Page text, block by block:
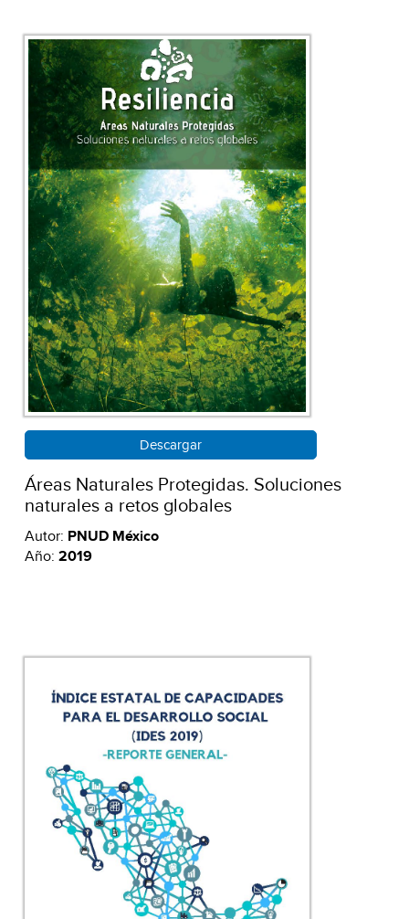
Descargar
Áreas Naturales Protegidas. Soluciones
naturales a retos globales
Autor: PNUD México
Año: 2019